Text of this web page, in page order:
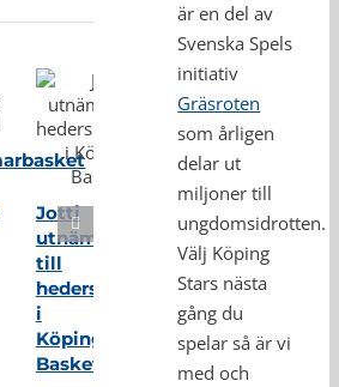
Jotti
utnämnd
till
hedersmedlem
i
Köping
Basket
är en del av
Svenska Spels
initiativ
Gräsroten
som årligen
delar ut
miljoner till
ungdomsidrotten.
Välj Köping
Stars nästa
gång du
spelar så är vi
med och